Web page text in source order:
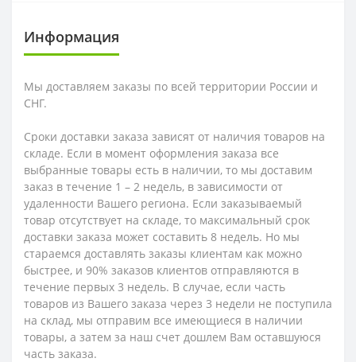
Информация
Мы доставляем заказы по всей территории России и
СНГ.
Сроки доставки заказа зависят от наличия товаров на
складе. Если в момент оформления заказа все
выбранные товары есть в наличии, то мы доставим
заказ в течение 1 – 2 недель, в зависимости от
удаленности Вашего региона. Если заказываемый
товар отсутствует на складе, то максимальный срок
доставки заказа может составить 8 недель. Но мы
стараемся доставлять заказы клиентам как можно
быстрее, и 90% заказов клиентов отправляются в
течение первых 3 недель. В случае, если часть
товаров из Вашего заказа через 3 недели не поступила
на склад, мы отправим все имеющиеся в наличии
товары, а затем за наш счет дошлем Вам оставшуюся
часть заказа.